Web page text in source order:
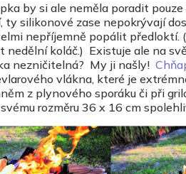
by si ale neměla poradit
ty silikonové zase nepokrývají
nepříjemně popálit předloktí.
nedělní koláč.) Existuje ale na
nezničitelná? My ji našly!
vlákna, které je
z plynového sporáku či při
rozměru 36 x 16 cm